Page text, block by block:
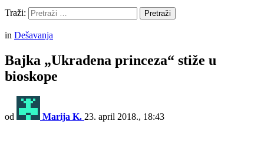
Traži:
Pretraži
in Dešavanja
Bajka „Ukradena princeza“ stiže u
bioskope
od Marija K. 23. april 2018., 18:43